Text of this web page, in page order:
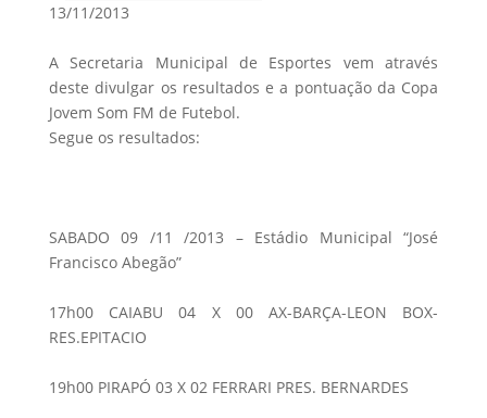
13/11/2013
A Secretaria Municipal de Esportes vem através
deste divulgar os resultados e a pontuação da Copa
Jovem Som FM de Futebol.
Segue os resultados:
SABADO 09 /11 /2013 – Estádio Municipal “José
Francisco Abegão”
17h00 CAIABU 04 X 00 AX-BARÇA-LEON BOX-
RES.EPITACIO
19h00 PIRAPÓ 03 X 02 FERRARI PRES. BERNARDES